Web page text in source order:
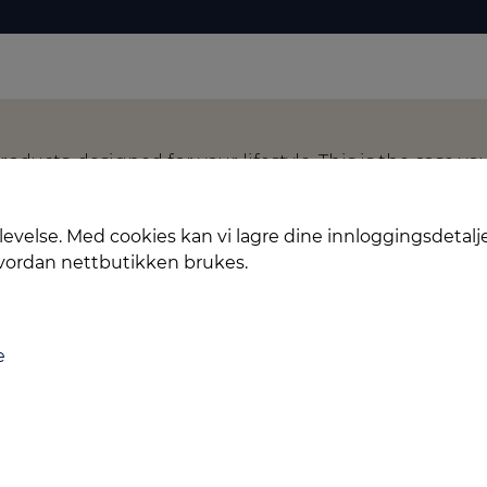
Med cookies kan vi lagre dine
nettbutikken brukes.
designed for your lifestyle. This is the case